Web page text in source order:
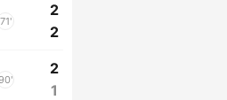
71'
2
2
2
1